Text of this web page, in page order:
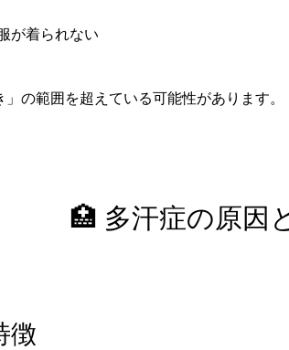
が着られない
の範囲を超えている可能性があります。
🏥 多汗症の原因
徴